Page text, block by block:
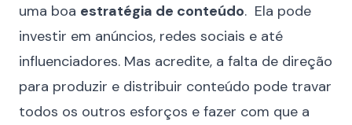
uma boa estratégia de conteúdo. Ela pode
investir em anúncios, redes sociais e até
influenciadores. Mas acredite, a falta de direção
para produzir e distribuir conteúdo pode travar
todos os outros esforços e fazer com que a